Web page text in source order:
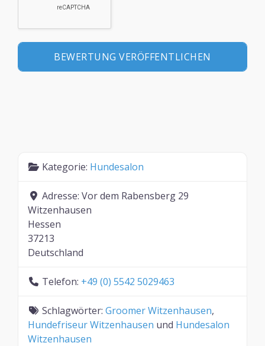
Kategorie: Hundesalon
Adresse: Vor dem Rabensberg 29
Witzenhausen
Hessen
37213
Deutschland
Telefon: +49 (0) 5542 5029463
Schlagwörter: Groomer Witzenhausen,
Hundefriseur Witzenhausen und Hundesalon
Witzenhausen